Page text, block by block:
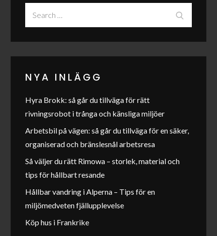
NYA INLÄGG
Hyra Brokk: så går du tillväga för rätt
rivningsrobot i trånga och känsliga miljöer
Arbetsbil på vägen: så går du tillväga för en säker,
organiserad och bränslesnål arbetsresa
Så väljer du rätt Rimowa – storlek, material och
tips för hållbart resande
Hållbar vandring i Alperna – Tips för en
miljömedveten fjällupplevelse
Köp hus i Frankrike